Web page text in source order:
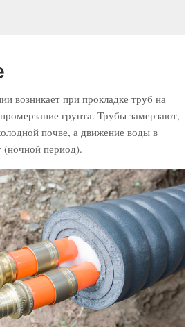
возникает при прокладке труб на
грунта. Трубы замерзают,
почве, а движение воды в
(ночной период).